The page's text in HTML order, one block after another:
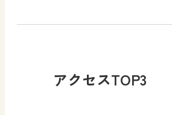
アクセスTOP3